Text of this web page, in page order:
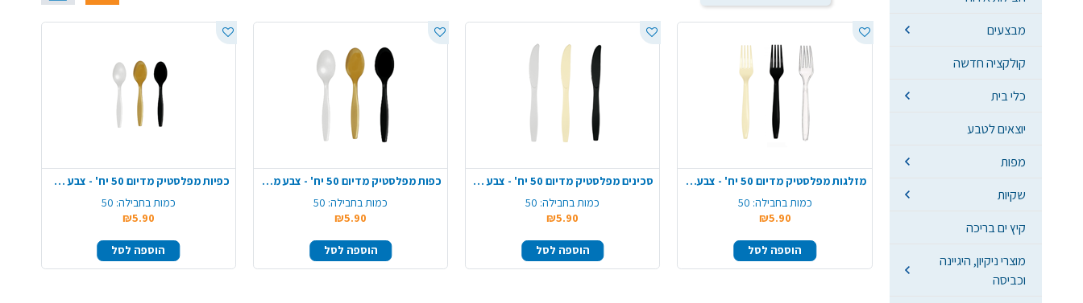
מבצעים
קולקציה חדשה
כלי בית
יוצאים לטבע
מפות
שקיות
קיץ ים בריכה
מוצרי ניקיון, היגיינה
וכביסה
מזלגות מפלסטיק מדיום 50 יח' - צבע משתנה
כמות בחבילה: 50
₪5.90
הוספה לסל
סכינים מפלסטיק מדיום 50 יח' - צבע משתנה
כמות בחבילה: 50
₪5.90
הוספה לסל
כפות מפלסטיק מדיום 50 יח' - צבע משתנה
כמות בחבילה: 50
₪5.90
הוספה לסל
כפיות מפלסטיק מדיום 50 יח' - צבע משתנה
כמות בחבילה: 50
₪5.90
הוספה לסל